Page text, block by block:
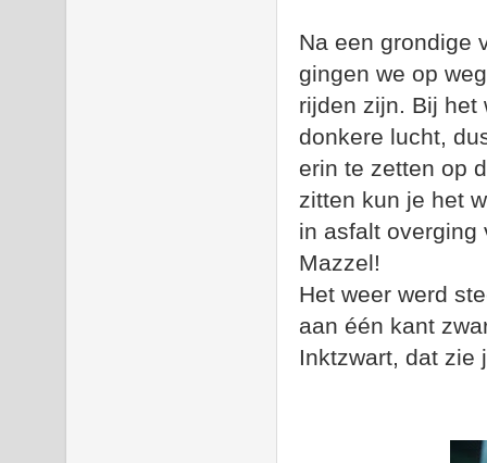
Na een grondige
gingen we op
rijden zijn. Bij het
donkere lucht,
erin te zetten op
zitten kun je het
in asfalt overging
Mazzel!
Het weer werd
aan één kant
Inktzwart, dat zie